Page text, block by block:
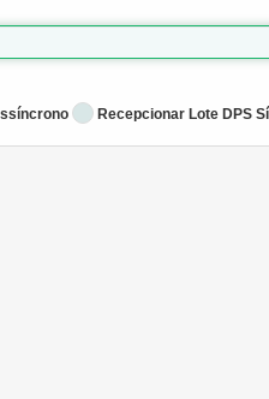
Recepcionar Lote DPS